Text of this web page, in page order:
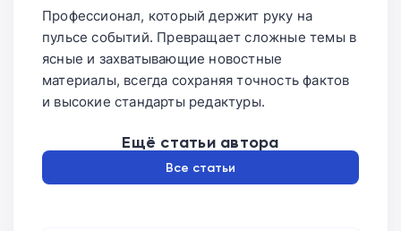
Профессионал, который держит руку на
пульсе событий. Превращает сложные темы в
ясные и захватывающие новостные
материалы, всегда сохраняя точность фактов
и высокие стандарты редактуры.
Ещё статьи автора
Все статьи